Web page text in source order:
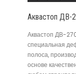
Аквастоп ДВ-
Аквастоп ДВ-
специальная
полоса,
основе